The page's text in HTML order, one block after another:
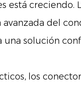
creciendo.
del
solución
los